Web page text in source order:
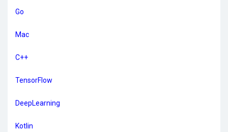
Go
Mac
C++
TensorFlow
DeepLearning
Kotlin